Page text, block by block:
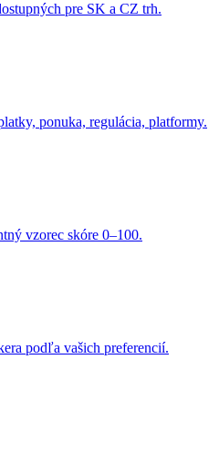
pre SK a CZ trh.
ponuka, regulácia, platformy.
vzorec skóre 0–100.
podľa vašich preferencií.